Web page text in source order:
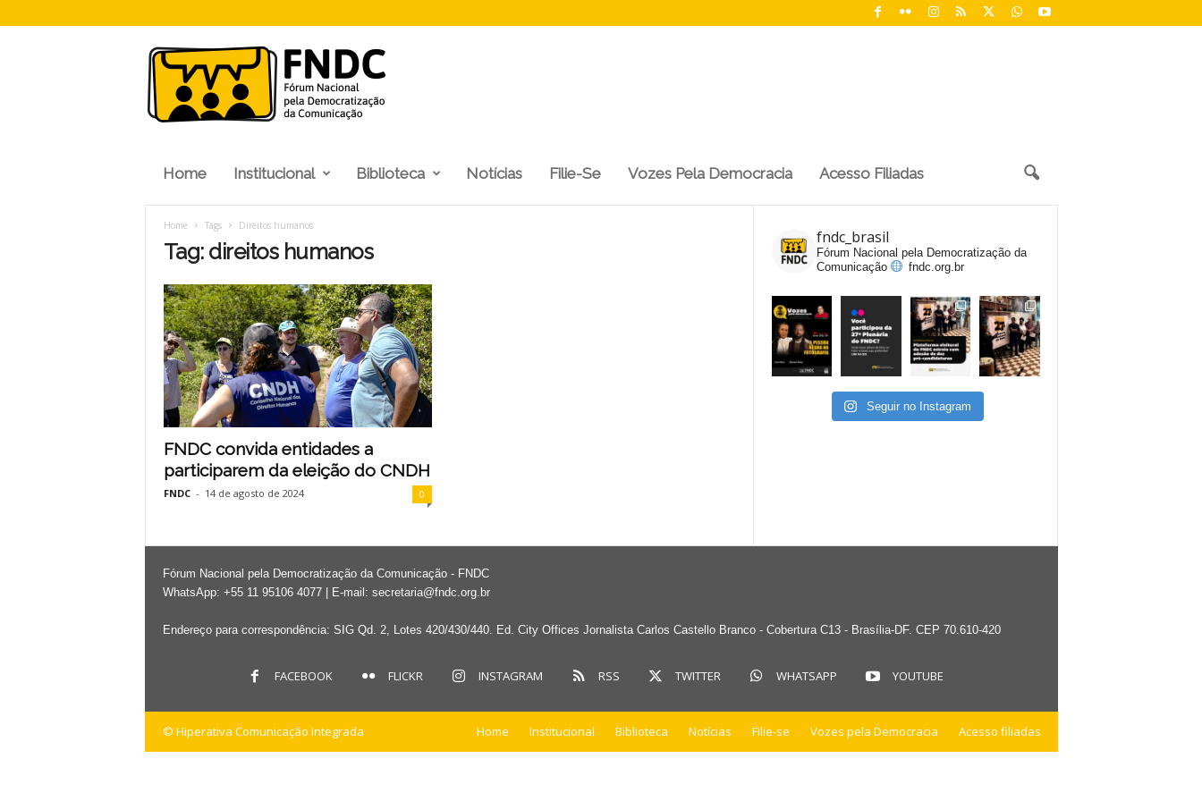
N
D
C
Home Institucional Biblioteca Notícias Filie-Se Vozes Pela Democracia Acesso Filiadas
Home Tags Direitos humanos
Tag: direitos humanos
FNDC convida entidades a
participarem da eleição do CNDH
FNDC - 14 de agosto de 2024 0
fndc_brasil
Fórum Nacional pela Democratização da
Comunicação
fndc.org.br
Seguir no Instagram
Fórum Nacional pela Democratização da Comunicação - FNDC
WhatsApp: +55 11 95106 4077 | E-mail: secretaria@fndc.org.br
Endereço para correspondência: SIG Qd. 2, Lotes 420/430/440. Ed. City Offices Jornalista Carlos Castello Branco - Cobertura C13 - Brasília-DF. CEP 70.610-420
FACEBOOK FLICKR INSTAGRAM RSS TWITTER WHATSAPP YOUTUBE
Home Institucional Biblioteca Notícias Filie-se Vozes pela Democracia Acesso filiadas
© Hiperativa Comunicação Integrada